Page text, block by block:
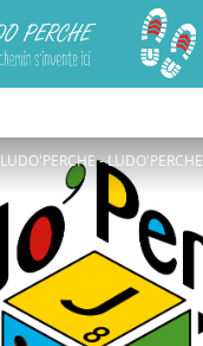
LUDO'PERCHE - LUDO'PERCHE